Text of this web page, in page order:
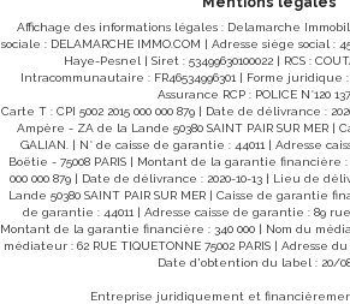
d'eau, wc, buanderie, placard 2 places
surface habitable : loyer 509.09€ par mois charges
comprises, bail à effet du 25/06/2021 CLASSE ENERGIE : D
(228) ; CLASSE CLIMAT : B (7) DPE
du 31:07:2024 Montant estimé des
d'énergie pour un usage standard :
an Prix moyens des énergies indexés
2022 et 2023 (abonnements compris) Les informations sur
les risques auxquels ce bien est
sur le site Géorisques :
LOYER 1494,18 € par mois ref 8594LN Les informations sur
les risques auxquels ce bien est
sur le site Géorisques : www.georisques.gouv.fr
: DELAMARCHE IMMOBILIER BREHAL 02 33 91 40 41 ou
Rendez-vous avec Nadège Lepleux
Affichage des informations légales : Delamarche
sociale : DELAMARCHE IMMO.COM | Adresse siège social :
Haye-Pesnel | Siret : 53499630100022 | RCS :
Intracommunautaire : FR46534996301 | Forme juridique :
Assurance RCP : POLICE N°120
Carte T : CPI 5002 2015 000 000 879 | Date de délivrance :
Ampère - ZA de la Lande 50380 SAINT PAIR SUR MER
GALIAN. | N° de caisse de garantie : 44011 | Adresse
Boëtie - 75008 PARIS | Montant de la garantie financière :
000 000 879 | Date de délivrance : 2020-10-13 | Lieu de
Lande 50380 SAINT PAIR SUR MER | Caisse de garantie
de garantie : 44011 | Adresse caisse de garantie : 89
Montant de la garantie financière : 340 000 | Nom du
médiateur : 62 RUE TIQUETONNE 75002 PARIS | Adresse
Date d'obtention du label : 20/
Entreprise juridiquement et